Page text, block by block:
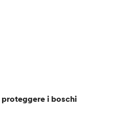
proteggere i boschi